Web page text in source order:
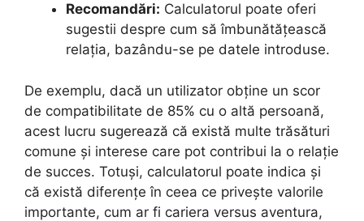
Recomandări: Calculatorul poate oferi
sugestii despre cum să îmbunătățească
relația, bazându-se pe datele introduse.
De exemplu, dacă un utilizator obține un scor
de compatibilitate de 85% cu o altă persoană,
acest lucru sugerează că există multe trăsături
comune și interese care pot contribui la o relație
de succes. Totuși, calculatorul poate indica și
că există diferențe în ceea ce privește valorile
importante, cum ar fi cariera versus aventura,